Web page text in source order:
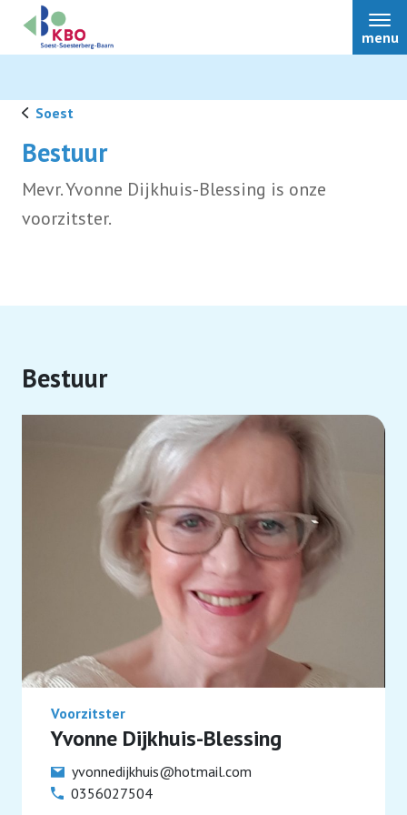
menu
Over ons
Soest
Bestuur
Mevr. Yvonne Dijkhuis-Blessing is onze
voorzitster.
Bestuur
Voorzitster
Yvonne Dijkhuis-Blessing
yvonnedijkhuis@hotmail.com
0356027504